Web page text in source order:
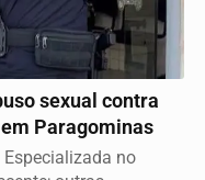
sexual contra
Paragominas
no